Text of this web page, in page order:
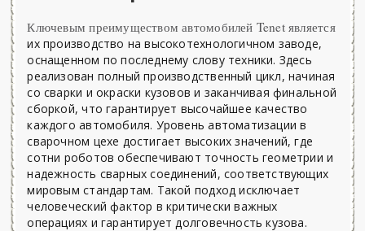
Ключевым преимуществом автомобилей Tenet является
их производство на высокотехнологичном заводе,
оснащенном по последнему слову техники. Здесь
реализован полный производственный цикл, начиная
со сварки и окраски кузовов и заканчивая финальной
сборкой, что гарантирует высочайшее качество
каждого автомобиля. Уровень автоматизации в
сварочном цехе достигает высоких значений, где
сотни роботов обеспечивают точность геометрии и
надежность сварных соединений, соответствующих
мировым стандартам. Такой подход исключает
человеческий фактор в критически важных
операциях и гарантирует долговечность кузова.